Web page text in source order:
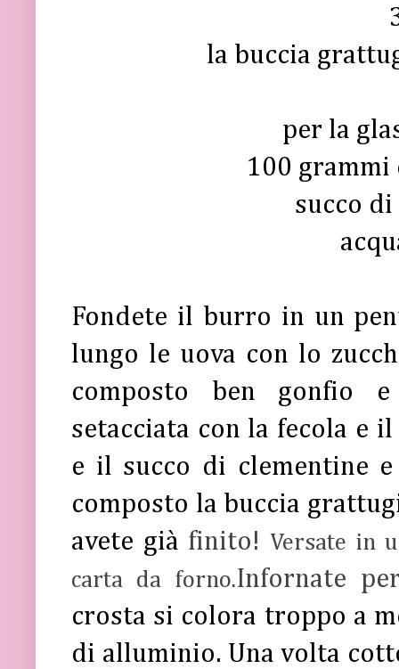
la buccia
per la
100 grammi
succo di
Fondete il burro in un
lungo le uova con lo
composto ben gonfio
setacciata con la fecola e
e il succo di clementine
composto la buccia
avete già finito!Versate in
carta da forno.Infornate
crosta si colora troppo a
di alluminio. Una volta